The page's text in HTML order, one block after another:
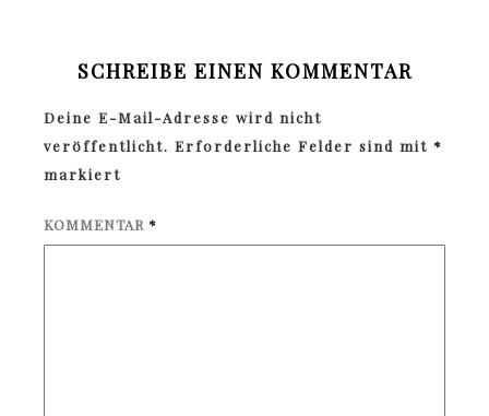
SCHREIBE EINEN KOMMENTAR
Deine E-Mail-Adresse wird nicht
veröffentlicht. Erforderliche Felder sind mit *
markiert
KOMMENTAR *